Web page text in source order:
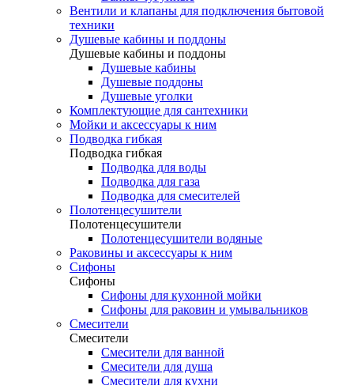
Вентили и клапаны для подключения бытовой
техники
Душевые кабины и поддоны
Душевые кабины и поддоны
Душевые кабины
Душевые поддоны
Душевые уголки
Комплектующие для сантехники
Мойки и аксессуары к ним
Подводка гибкая
Подводка гибкая
Подводка для воды
Подводка для газа
Подводка для смесителей
Полотенцесушители
Полотенцесушители
Полотенцесушители водяные
Раковины и аксессуары к ним
Сифоны
Сифоны
Сифоны для кухонной мойки
Сифоны для раковин и умывальников
Смесители
Смесители
Смесители для ванной
Смесители для душа
Смесители для кухни